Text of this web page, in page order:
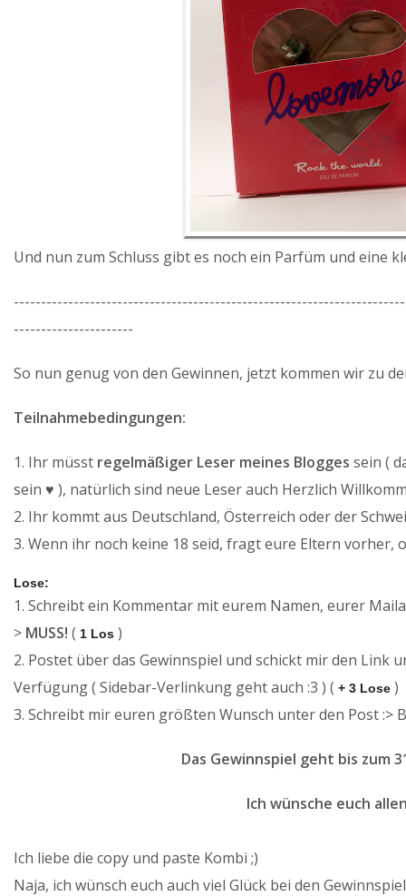
Und nun zum Schluss gibt es noch ein Parfüm und eine
----------------------
So nun genug von den Gewinnen, jetzt kommen wir zu
Teilnahmebedingungen:
1. Ihr müsst regelmäßiger Leser meines Blogges sein (
sein ♥ ), natürlich sind neue Leser auch Herzlich
2. Ihr kommt aus Deutschland, Österreich oder der
3. Wenn ihr noch keine 18 seid, fragt eure Eltern vorher,
Lose:
1. Schreibt ein Kommentar miteurem Namen, eurer
> MUSS! ( 1 Los )
2. Postet über das Gewinnspiel und schickt mir den Link
Verfügung ( Sidebar-Verlinkung geht auch :3 ) ( + 3 Lose )
3. Schreibt mir euren größten Wunsch unter den Post :>
Das Gewinnspiel geht bis zum
Ich wünsche euch
Ich liebe die copy und paste Kombi ;)
Naja, ich wünsch euch auch viel Glück bei den